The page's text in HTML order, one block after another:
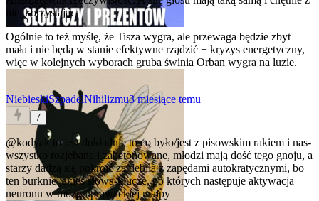
niej korzystają.
Ogólnie to też myślę, że Tisza wygra, ale przewaga będzie zbyt
mała i nie będą w stanie efektywne rządzić + kryzys energetyczny,
więc w kolejnych wyborach gruba świnia Orban wygra na luzie.
NiebieskiSzpadelNihilizmu3 miesiące temu
7
@kodyakto jest dokładnie to co było/jest z pisowskim rakiem i nas-
wszystko rozjebane i zabetonowane, młodzi mają dość tego gnoju, a
starzy dadzą się pokroić za debila z zapędami autokratycznymi, bo
ten burknie jakieś słowa-klucze, po których następuje aktywacja
neuronu w mózgu prawackiej małpy